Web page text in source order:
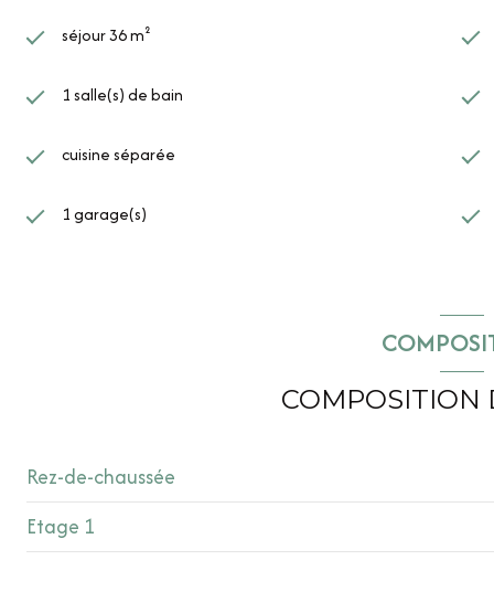
séjour 36 m²
1 salle(s) de bain
cuisine séparée
1 garage(s)
COMPOSITION
Rez-de-chaussée
cuisine
Etage 1